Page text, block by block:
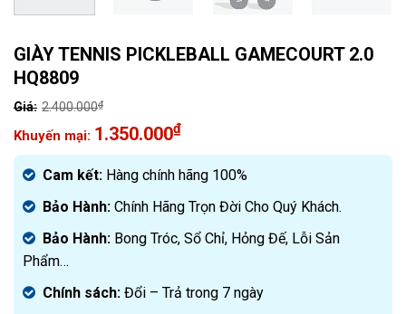
GIÀY TENNIS PICKLEBALL GAMECOURT 2.0
HQ8809
2.400.000₫
Giá
gốc
là:
2.400.000₫.
1.350.000₫
Giá
hiện
tại
là:
1.350.000₫.
Cam kết: Hàng chính hãng 100%
Bảo Hành: Chính Hãng Trọn Đời Cho Quý Khách.
Bảo Hành: Bong Tróc, Sổ Chỉ, Hỏng Đế, Lỗi Sản
Phẩm…
Chính sách: Đổi – Trả trong 7 ngày